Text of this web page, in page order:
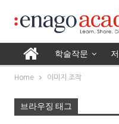
학술작문
Home 이미지 조작
브라우징 태그